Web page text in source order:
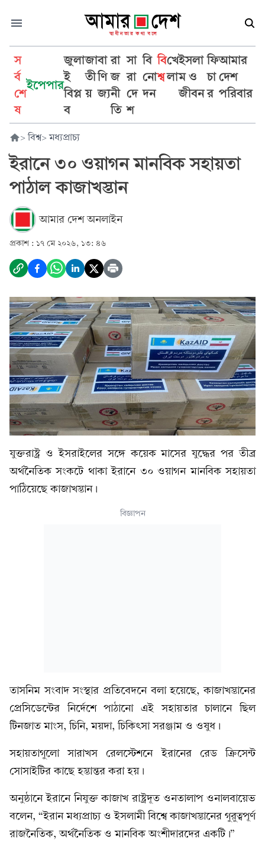
স
র্ব
শে
ষ
ইপেপার
জুলা
ই
বিপ্ল
ব
জা
তী
য়
বা
ণি
জ্য
রা
জ
নী
তি
সা
রা
দে
শ
বি
নো
দন
বি
শ্ব
খে
লা
ইসলা
ম ও
জীবন
ফি
চা
র
আমার
দেশ
পরিবার
> বিশ্ব> মধ্যপ্রাচ্য
ইরানে ৩০ ওয়াগন মানবিক সহায়তা
পাঠাল কাজাখস্তান
আমার দেশ অনলাইন
প্রকাশ : ১৭ মে ২০২৬, ১৩: ৪৬
যুক্তরাষ্ট্র ও ইসরাইলের সঙ্গে কয়েক মাসের যুদ্ধের পর তীব্র
অর্থনৈতিক সংকটে থাকা ইরানে ৩০ ওয়াগন মানবিক সহায়তা
পাঠিয়েছে কাজাখস্তান।
বিজ্ঞাপন
তাসনিম সংবাদ সংস্থার প্রতিবেদনে বলা হয়েছে, কাজাখস্তানের
প্রেসিডেন্টের নির্দেশে পাঠানো এই সহায়তার চালানে ছিল
টিনজাত মাংস, চিনি, ময়দা, চিকিৎসা সরঞ্জাম ও ওষুধ।
সহায়তাগুলো সারাখস রেলস্টেশনে ইরানের রেড ক্রিসেন্ট
সোসাইটির কাছে হস্তান্তর করা হয়।
অনুষ্ঠানে ইরানে নিযুক্ত কাজাখ রাষ্ট্রদূত ওনতালাপ ওনালবায়েভ
বলেন, “ইরান মধ্যপ্রাচ্য ও ইসলামী বিশ্বে কাজাখস্তানের গুরুত্বপূর্ণ
রাজনৈতিক, অর্থনৈতিক ও মানবিক অংশীদারদের একটি।”